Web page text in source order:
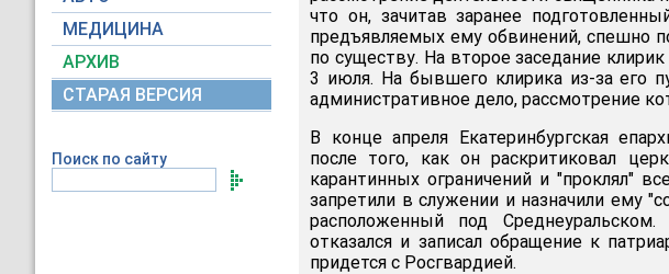
МЕДИЦИНА
АРХИВ
СТАРАЯ ВЕРСИЯ
Поиск по сайту
что он, зачитав заранее
предъявляемых ему обвинений, спешно
по существу. На второе заседание
3 июля. На бывшего клирика из-за его
административное дело, рассмотрение
В конце апреля Екатеринбургская
после того, как он раскритиковал
карантинных ограничений и "проклял"
запретили в служении и назначили ему
расположенный под
отказался и записал обращение к
придется с Росгвардией.